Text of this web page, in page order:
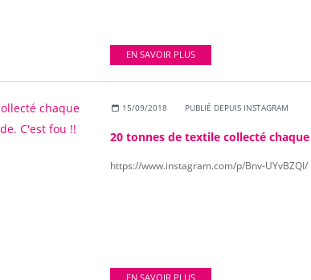
EN SAVOIR PLUS
15/09/2018 PUBLIÉ DEPUIS INSTAGRAM
https://www.instagram.com/p/Bnv-UYvBZQI/
EN SAVOIR PLUS